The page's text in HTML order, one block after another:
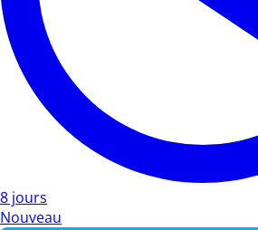
8 jours
Nouveau